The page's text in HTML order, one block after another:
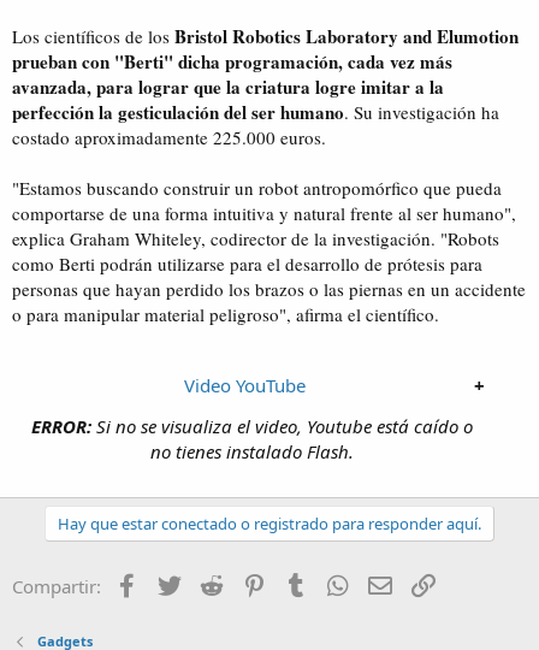
Los científicos de los Bristol Robotics Laboratory and Elumotion
prueban con "Berti" dicha programación, cada vez más
avanzada, para lograr que la criatura logre imitar a la
perfección la gesticulación del ser humano. Su investigación ha
costado aproximadamente 225.000 euros.
"Estamos buscando construir un robot antropomórfico que pueda
comportarse de una forma intuitiva y natural frente al ser humano",
explica Graham Whiteley, codirector de la investigación. "Robots
como Berti podrán utilizarse para el desarrollo de prótesis para
personas que hayan perdido los brazos o las piernas en un accidente
o para manipular material peligroso", afirma el científico.
+
Video YouTube
ERROR: Si no se visualiza el video, Youtube está caído o
no tienes instalado Flash.
Hay que estar conectado o registrado para responder aquí.
Compartir: Facebook
Twitter Reddit PinterestTumblrWhatsApp
Email
Gadgets